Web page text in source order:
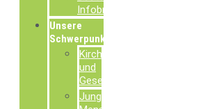
Infobroschüren
Unsere
Schwerpunkte
Kirche
und
Gesellschaft
Junge